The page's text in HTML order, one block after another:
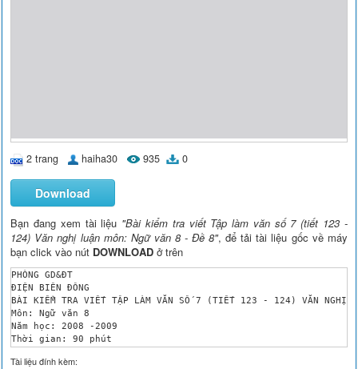
2 trang haiha30 935 0
Download
Bạn đang xem tài liệu "Bài kiểm tra viết Tập làm văn số 7 (tiết 123 -
124) Văn nghị luận môn: Ngữ văn 8 - Đề 8", để tải tài liệu gốc về máy
bạn click vào nút DOWNLOAD ở trên
PHÒNG GD&ĐT
ĐIỆN BIÊN ĐÔNG
BÀI KIỂM TRA VIẾT TẬP LÀM VĂN SỐ 7 (TIẾT 123 - 124) VĂN NGHỊ
Môn: Ngữ văn 8
Năm học: 2008 -2009
Thời gian: 90 phút
ĐỀ BÀI
Trong thư gửi các học sinh nhân ngày khai trường đầu tiên
Tài liệu đính kèm: